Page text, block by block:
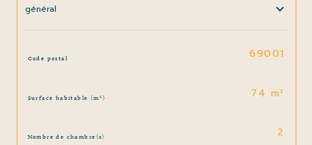
général
Code postal 69001
Surface habitable (m²) 74 m²
Nombre de chambre(s) 2